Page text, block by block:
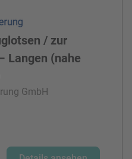
/ zur
Langen (nahe
GmbH